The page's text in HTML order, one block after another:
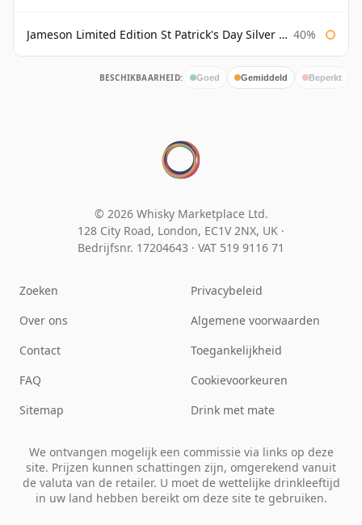
Jameson Limited Edition St Patrick's Day Silver Bottle 40%
BESCHIKBAARHEID: Goed Gemiddeld Beperkt
© 2026 Whisky Marketplace Ltd.
128 City Road, London, EC1V 2NX, UK ·
Bedrijfsnr. 17204643 · VAT 519 9116 71
Zoeken
Over ons
Contact
FAQ
Sitemap
Privacybeleid
Algemene voorwaarden
Toegankelijkheid
Cookievoorkeuren
Drink met mate
We ontvangen mogelijk een commissie via links op deze
site. Prijzen kunnen schattingen zijn, omgerekend vanuit
de valuta van de retailer. U moet de wettelijke drinkleeftijd
in uw land hebben bereikt om deze site te gebruiken.